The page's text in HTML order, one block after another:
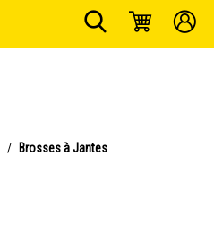
/ Brosses à Jantes